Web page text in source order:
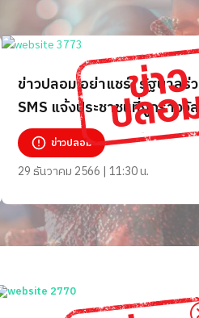
ข่าวปลอม อย่าแชร์! รัฐบาลร่
SMS แจ้งประชาชนที่ถูกรางวั
มงคล ประจำปี 66 ให้ติดต่อรั
ข่าวปลอม
29 ธันวาคม 2566 | 11:30 น.